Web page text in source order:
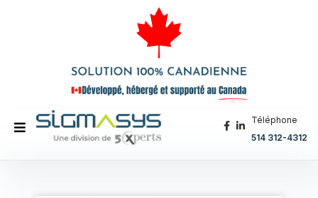
Téléphone
514 312-4312